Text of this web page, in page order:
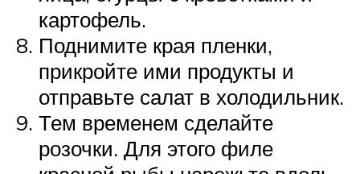
картофель.
Поднимите края пленки,
прикройте ими продукты и
отправьте салат в холодильник.
Тем временем сделайте
розочки. Для этого филе